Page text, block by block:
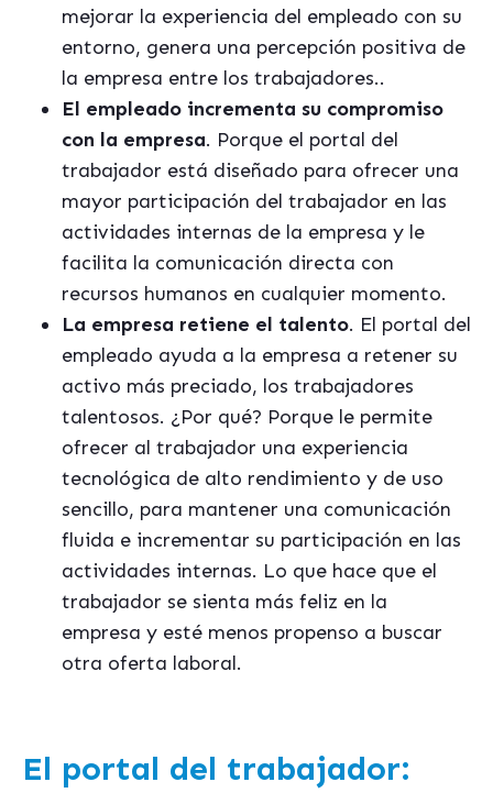
mejorar la experiencia del empleado con su
entorno, genera una percepción positiva de
la empresa entre los trabajadores..
El empleado incrementa su compromiso
con la empresa. Porque el portal del
trabajador está diseñado para ofrecer una
mayor participación del trabajador en las
actividades internas de la empresa y le
facilita la comunicación directa con
recursos humanos en cualquier momento.
La empresa retiene el talento. El portal del
empleado ayuda a la empresa a retener su
activo más preciado, los trabajadores
talentosos. ¿Por qué? Porque le permite
ofrecer al trabajador una experiencia
tecnológica de alto rendimiento y de uso
sencillo, para mantener una comunicación
fluida e incrementar su participación en las
actividades internas. Lo que hace que el
trabajador se sienta más feliz en la
empresa y esté menos propenso a buscar
otra oferta laboral.
El portal del trabajador: